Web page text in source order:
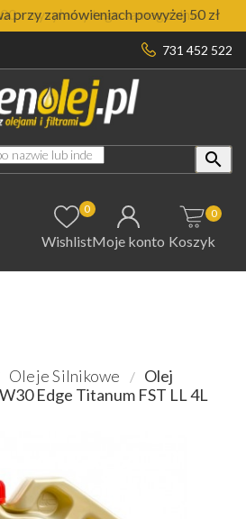
przy zamówieniach powyżej 50 zł
731 452 522

0
WishlistMoje konto Koszyk
0
Oleje Silnikowe
Olej
Edge Titanum FST LL 4L